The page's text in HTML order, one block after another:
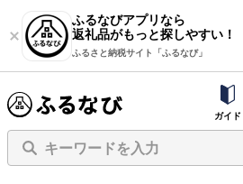
ふるなびアプリなら
返礼品がもっと探しやすい！
ふるさと納税サイト「ふるなび」
ガイド
キーワードを入力